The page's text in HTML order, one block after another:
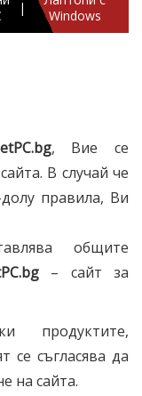
|
Windows
, Вие се
В случай че
правила, Ви
общите
.bg– сайт за
продуктите,
се съгласява да
на сайта.